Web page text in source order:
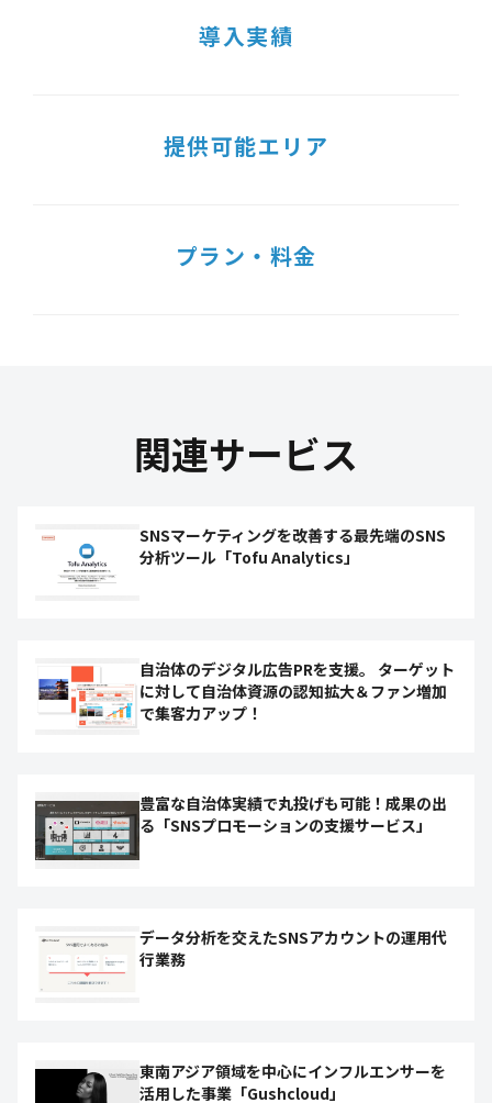
導入実績
提供可能エリア
プラン・料金
関連サービス
SNSマーケティングを改善する最先端のSNS
分析ツール「Tofu Analytics」
自治体のデジタル広告PRを支援。 ターゲット
に対して自治体資源の認知拡大＆ファン増加
で集客力アップ！
豊富な自治体実績で丸投げも可能！成果の出
る「SNSプロモーションの支援サービス」
データ分析を交えたSNSアカウントの運用代
行業務
東南アジア領域を中心にインフルエンサーを
活用した事業「Gushcloud」